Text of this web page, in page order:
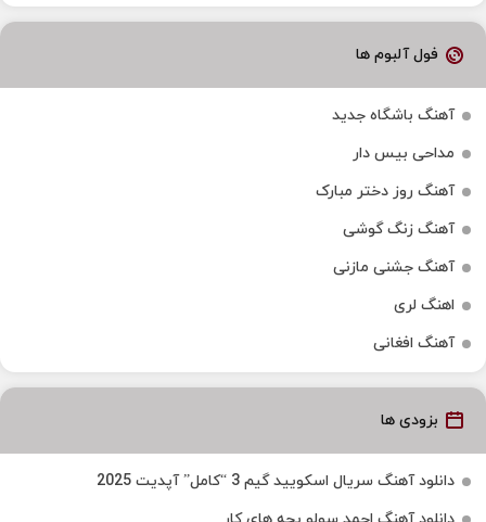
فول آلبوم ها
آهنگ باشگاه جدید
مداحی بیس دار
آهنگ روز دختر مبارک
آهنگ زنگ گوشی
آهنگ جشنی مازنی
اهنگ لری
آهنگ افغانی
بزودی ها
دانلود آهنگ سریال اسکویید گیم 3 “کامل” آپدیت 2025